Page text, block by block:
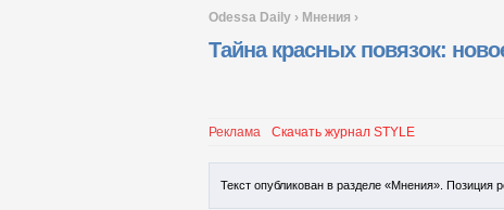
Odessa Daily › Мнения ›
Тайна красных повязок:
Реклама Скачать журнал STYLE
Текст опубликован в разделе «Мнения». Позиция